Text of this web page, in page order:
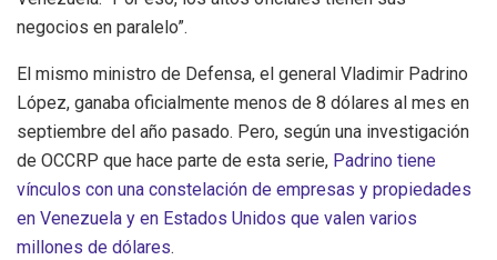
negocios en paralelo”.
El mismo ministro de Defensa, el general Vladimir Padrino
López, ganaba oficialmente menos de 8 dólares al mes en
septiembre del año pasado. Pero, según una investigación
de OCCRP que hace parte de esta serie, Padrino tiene
vínculos con una constelación de empresas y propiedades
en Venezuela y en Estados Unidos que valen varios
millones de dólares.